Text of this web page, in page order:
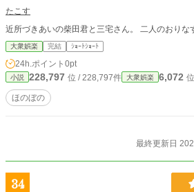
たこす
近所づきあいの柴田君と三
大衆娯楽 完結 ｼｮｰﾄｼｮｰﾄ
24h.ポイント 0pt
小説 228,797 位 / 228,797件 大衆娯楽 6,072
ほのぼの
最終更新日
34